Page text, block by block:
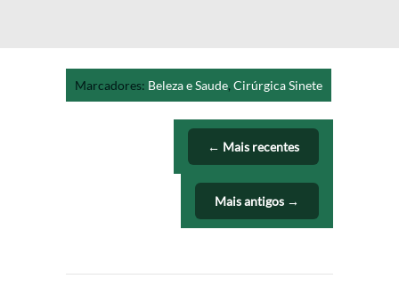
Marcadores: Beleza e Saude, Cirúrgica Sinete
← Mais recentes
Mais antigos →